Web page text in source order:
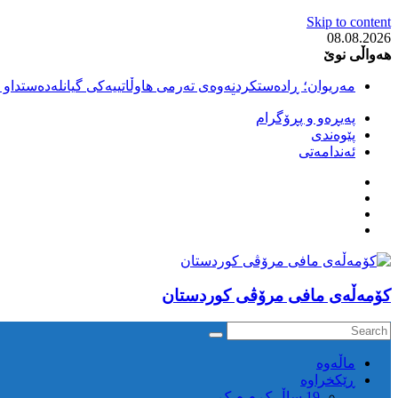
Skip to content
08.08.2026
هەواڵی نوێ
مەریوان؛ ڕادەستکردنەوەی تەرمی هاوڵاتییەکی
سەقز؛ دەسبەسەری دوو گەنج لەلایەن هێزە ئەمنییەکانی
کوژرانی هاوڵاتییەکی خەڵکی سەردەشت لە کاتی کۆڵبەری لە
مەریوان و ڕوانسەر؛ کوژرانی دوو هاوڵاتی لە کاتی
پەیڕەو و پڕۆگرام
پێوەندی
ئەندامەتی
كۆمه‌ڵه‌ی مافی مرۆڤی کوردستان
ماڵه‌وه‌
ڕێکخراوە